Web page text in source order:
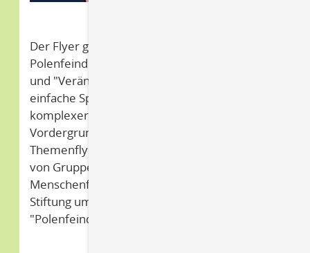
Der Flyer geht der Frage nach wie man
Polenfeindlichkeit "Erkennen", "Benennen"
und "Verändern" kann. Dabei steht eine
einfache Sprache die auf Verwendung
komplexer Zusammenhänge verzichtet im
Vordergrund. Der Flyer ergänzt die
Themenflyer zu zehn Erscheinungsformen
von Gruppenbezogener
Menschenfeindlichkeit der Amadeu Antonio
Stiftung um das Thema der
"Polenfeindlichkeit".